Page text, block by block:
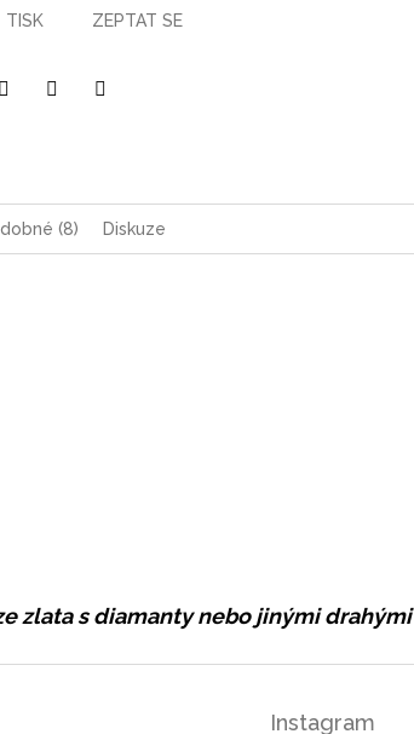
TISK ZEPTAT SE
(8) Diskuze
zlata s diamanty nebo jinými
Instagram